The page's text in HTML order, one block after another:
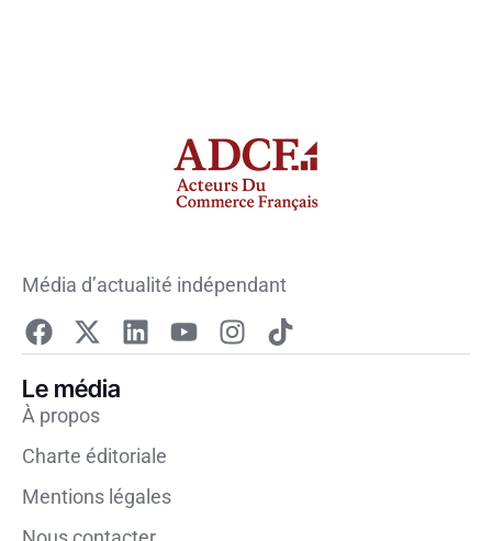
Média d’actualité indépendant
Le média
À propos
Charte éditoriale
Mentions légales